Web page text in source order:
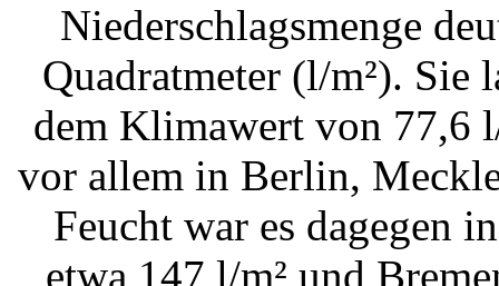
Niederschlagsmenge
Quadratmeter (l/m²). Sie
dem Klimawert von 77,6
vor allem in Berlin,
Feucht war es dagegen
etwa 147 l/m² und